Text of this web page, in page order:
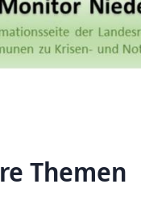
Themen